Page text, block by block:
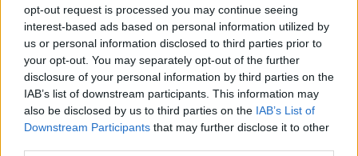
opt-out request is processed you may continue seeing
interest-based ads based on personal information utilized by
us or personal information disclosed to third parties prior to
your opt-out. You may separately opt-out of the further
disclosure of your personal information by third parties on the
IAB’s list of downstream participants. This information may
also be disclosed by us to third parties on the IAB’s List of
Downstream Participants that may further disclose it to other